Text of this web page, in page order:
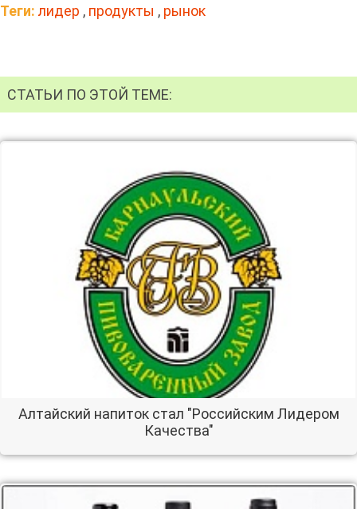
Теги: лидер , продукты , рынок
СТАТЬИ ПО ЭТОЙ ТЕМЕ:
Алтайский напиток стал "Российским Лидером
Качества"